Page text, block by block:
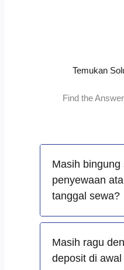
Temukan
Find the
Masih bingung
penyewaan
tanggal sewa?
Masih ragu
deposit di